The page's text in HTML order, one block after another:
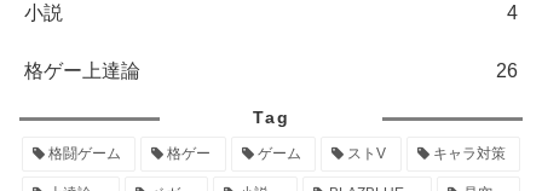
小説 4
格ゲー上達論 26
Tag
格闘ゲーム 格ゲー ゲーム ストV キャラ対策